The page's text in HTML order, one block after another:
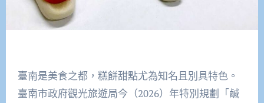
臺南是美食之都，糕餅甜點尤為知名且別具特色。
臺南市政府觀光旅遊局今（2026）年特別規劃「鹹